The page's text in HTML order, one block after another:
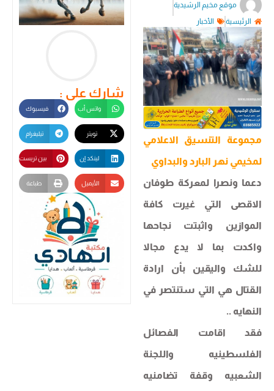
موقع مخيم الرشيدية
الرئيسية
الأخبار
مجموعة التنسيق الاعلامي
لمخيمي نهر البارد والبداوي
دعما ونصرا لمعركة طوفان
الاقصى التي غيرت كافة
الموازين واثبتت نجاحها
واكدت بما لا يدع مجالا
للشك واليقين بأن ارادة
القتال هي التي ستنتصر في
النهايه ..
فقد اقامت الفصائل
الفلسطينيه واللجنة
الشعبيه وقفة تضامنيه
شارك على :
واتس أب فيسبوك
تيليغرام
لينكد إن بين تريست
الأيميل طباعة